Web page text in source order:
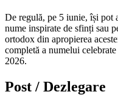
De regulă, pe 5 iunie, își pot
nume inspirate de sfinți sau
ortodox din apropierea
completă a numelui
2026.
Post / Dezlegare